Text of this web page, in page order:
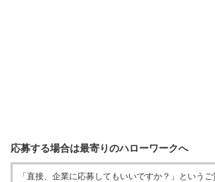
応募する場合は最寄りのハローワークへ
「直接、企業に応募してもいいですか？」という